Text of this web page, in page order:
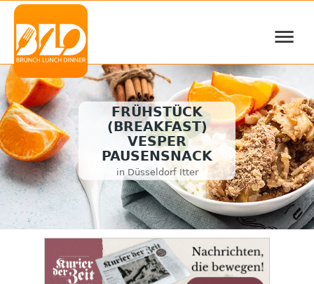
≡
FRÜHSTÜCK
(BREAKFAST)
VESPER
PAUSENSNACK
in Düsseldorf Itter